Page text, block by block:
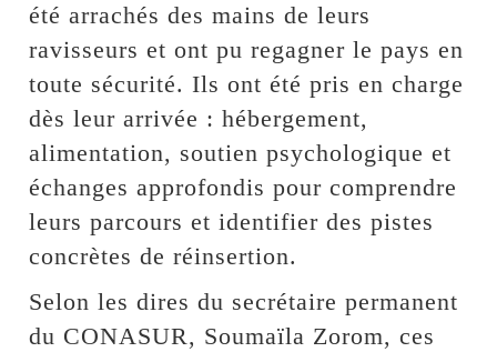
été arrachés des mains de leurs
ravisseurs et ont pu regagner le pays en
toute sécurité. Ils ont été pris en charge
dès leur arrivée : hébergement,
alimentation, soutien psychologique et
échanges approfondis pour comprendre
leurs parcours et identifier des pistes
concrètes de réinsertion.
Selon les dires du secrétaire permanent
du CONASUR, Soumaïla Zorom, ces